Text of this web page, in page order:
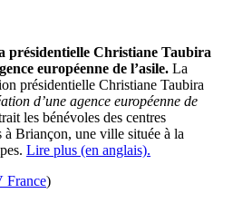
présidentielle Christiane Taubira
européenne de l’asile. La
présidentielle Christiane Taubira
d’une agence européenne de
les bénévoles des centres
à Briançon, une ville située à la
Lire plus (en anglais).
)